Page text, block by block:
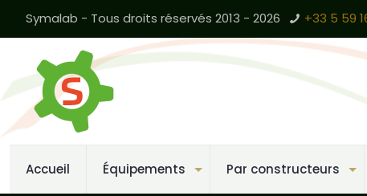
Symalab - Tous droits réservés 2013 - 2026 +33 5 59
Accueil Équipements Par constructeurs